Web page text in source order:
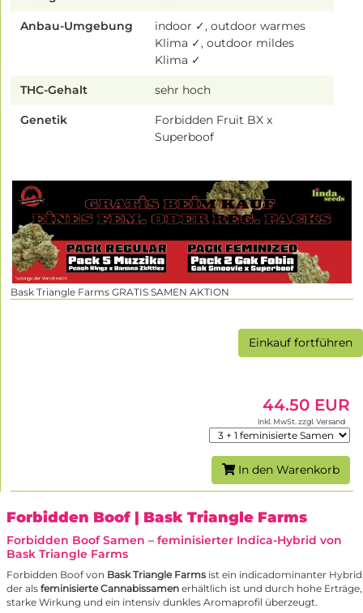
Anbau-Umgebung
indoor ✓, outdoor warmes
Klima ✓, outdoor mildes
Klima ✓
THC-Gehalt sehr hoch
Genetik
Forbidden Fruit BX x
Superboof
Bask Triangle Farms GRATIS SAMEN AKTION
Einkauf fortführen
44.50 EUR
inkl. MwSt. zzgl. Versand
In den Warenkorb
Forbidden Boof | Bask Triangle Farms
Forbidden Boof Samen – feminisierter Indica-Hybrid von
Bask Triangle Farms
Forbidden Boof von Bask Triangle Farms ist ein indicadominanter
der als feminisierte Cannabissamen erhältlich ist und durch hohe Erträge,
starke Wirkung und ein intensiv dunkles Aromaprofil überzeugt.